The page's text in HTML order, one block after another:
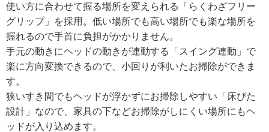
使い方に合わせて握る場所を変えられる「らくわざフリー
グリップ」を採用。低い場所でも高い場所でも楽な場所を
握れるので手首に負担がかかりません。
手元の動きにヘッドの動きが連動する「スイング連動」で
楽に方向変換できるので、小回りが利いたお掃除ができま
す。
狭いすき間でもヘッドが浮かずにお掃除しやすい「床ぴた
設計」なので、家具の下などお掃除がしにくい場所にもヘ
ッドが入り込めます。